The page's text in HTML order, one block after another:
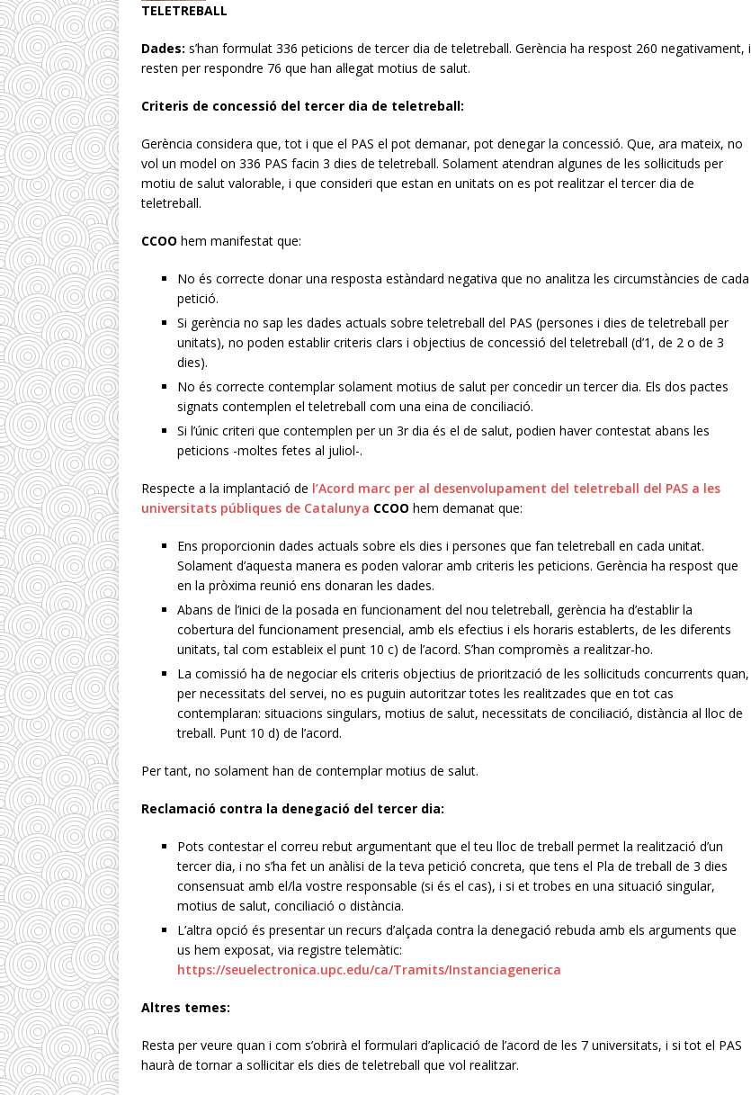
TELETREBALL
Dades: s’han formulat 336 peticions de tercer dia de teletreball. Gerència ha respost 260 negativament, i
resten per respondre 76 que han al·legat motius de salut.
Criteris de concessió del tercer dia de teletreball:
Gerència considera que, tot i que el PAS el pot demanar, pot denegar la concessió. Que, ara mateix, no
vol un model on 336 PAS facin 3 dies de teletreball. Solament atendran algunes de les sol·licituds per
motiu de salut valorable, i que consideri que estan en unitats on es pot realitzar el tercer dia de
teletreball.
CCOO hem manifestat que:
No és correcte donar una resposta estàndard negativa que no analitza les circumstàncies de cada
petició.
Si gerència no sap les dades actuals sobre teletreball del PAS (persones i dies de teletreball per
unitats), no poden establir criteris clars i objectius de concessió del teletreball (d’1, de 2 o de 3
dies).
No és correcte contemplar solament motius de salut per concedir un tercer dia. Els dos pactes
signats contemplen el teletreball com una eina de conciliació.
Si l’únic criteri que contemplen per un 3r dia és el de salut, podien haver contestat abans les
peticions -moltes fetes al juliol-.
Respecte a la implantació de l’Acord marc per al desenvolupament del teletreball del PAS a les
universitats públiques de Catalunya CCOO hem demanat que:
Ens proporcionin dades actuals sobre els dies i persones que fan teletreball en cada unitat.
Solament d’aquesta manera es poden valorar amb criteris les peticions. Gerència ha respost que
en la pròxima reunió ens donaran les dades.
Abans de l’inici de la posada en funcionament del nou teletreball, gerència ha d’establir la
cobertura del funcionament presencial, amb els efectius i els horaris establerts, de les diferents
unitats, tal com estableix el punt 10 c) de l’acord. S’han compromès a realitzar-ho.
La comissió ha de negociar els criteris objectius de priorització de les sol·licituds concurrents quan,
per necessitats del servei, no es puguin autoritzar totes les realitzades que en tot cas
contemplaran: situacions singulars, motius de salut, necessitats de conciliació, distància al lloc de
treball. Punt 10 d) de l’acord.
Per tant, no solament han de contemplar motius de salut.
Reclamació contra la denegació del tercer dia:
Pots contestar el correu rebut argumentant que el teu lloc de treball permet la realització d’un
tercer dia, i no s’ha fet un anàlisi de la teva petició concreta, que tens el Pla de treball de 3 dies
consensuat amb el/la vostre responsable (si és el cas), i si et trobes en una situació singular,
motius de salut, conciliació o distància.
L’altra opció és presentar un recurs d’alçada contra la denegació rebuda amb els arguments que
us hem exposat, via registre telemàtic:
https://seuelectronica.upc.edu/ca/Tramits/Instanciagenerica
Altres temes:
Resta per veure quan i com s’obrirà el formulari d’aplicació de l’acord de les 7 universitats, i si tot el PAS
haurà de tornar a sol·licitar els dies de teletreball que vol realitzar.